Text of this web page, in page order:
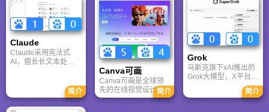
机服务。重温DOTA1
的激情岁月，找回当
年的战友。同时提供
最新CGA电竞赛事资
讯及热门页游入口，
致敬中国电竞的黄金
时代。
最全的游戏资讯、攻
略、评测及视频等内
容，是国内较早一批
专注于移动游戏领域
的垂直媒体。
个全面的综合性游戏
门户，专注于为全球
玩家提供主机、PC及
移动端游戏的全方位
资讯。
Claude
Claude采用宪法式
AI，擅长长文本处理
在复杂推理、代码与
快速迭代上占优。两
者定位不同，各有千
简介
Canva可画
Canva可画是全球领
先的在线视觉设计平
台，内置AI“魔力工作
简介
Grok
马斯克旗下xAI推出的
Grok大模型，X平台实
时数据整合与多智能
体协作的核心优势。
针对其中文能力、隐
简介